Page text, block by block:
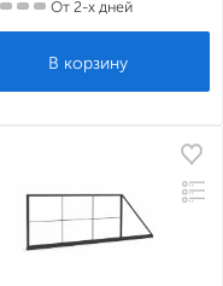
От 2-х дней